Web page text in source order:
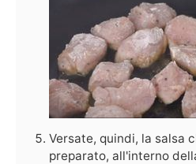
Versate, quindi, la salsa
preparato, all'interno